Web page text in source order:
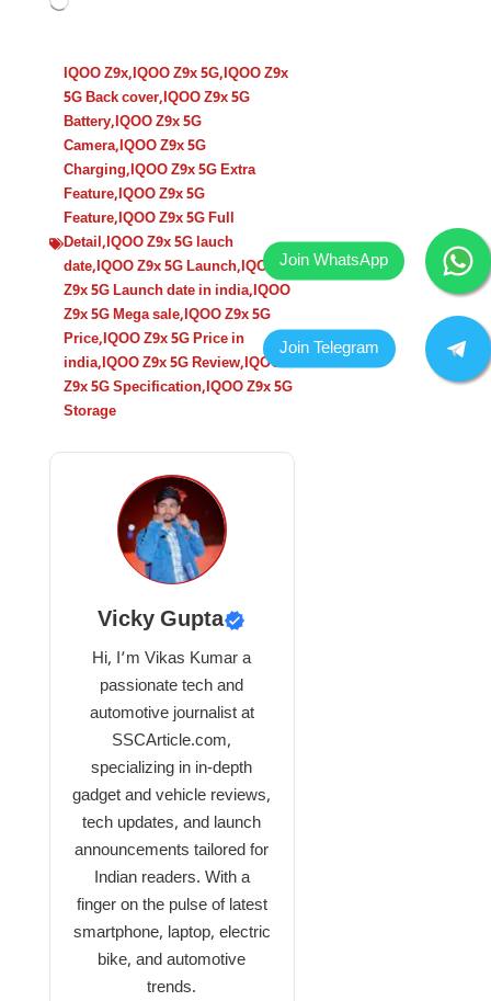
IQOO Z9x,IQOO Z9x 5G,IQOO Z9x
5G Back cover,IQOO Z9x 5G
Battery,IQOO Z9x 5G
Camera,IQOO Z9x 5G
Charging,IQOO Z9x 5G Extra
Feature,IQOO Z9x 5G
Feature,IQOO Z9x 5G Full
Detail,IQOO Z9x 5G lauch
date,IQOO Z9x 5G Launch,IQOO
Z9x 5G Launch date in india,IQOO
Z9x 5G Mega sale,IQOO Z9x 5G
Price,IQOO Z9x 5G Price in
india,IQOO Z9x 5G Review,IQOO
Z9x 5G Specification,IQOO Z9x 5G
Storage
Vicky Gupta
Hi, I’m Vikas Kumar a
passionate tech and
automotive journalist at
SSCArticle.com,
specializing in in-depth
gadget and vehicle reviews,
tech updates, and launch
announcements tailored for
Indian readers. With a
finger on the pulse of latest
smartphone, laptop, electric
bike, and automotive
trends.